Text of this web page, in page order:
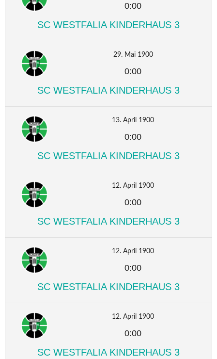
0:00
SC WESTFALIA KINDERHAUS 3
29. Mai 1900
0:00
SC WESTFALIA KINDERHAUS 3
13. April 1900
0:00
SC WESTFALIA KINDERHAUS 3
12. April 1900
0:00
SC WESTFALIA KINDERHAUS 3
12. April 1900
0:00
SC WESTFALIA KINDERHAUS 3
12. April 1900
0:00
SC WESTFALIA KINDERHAUS 3